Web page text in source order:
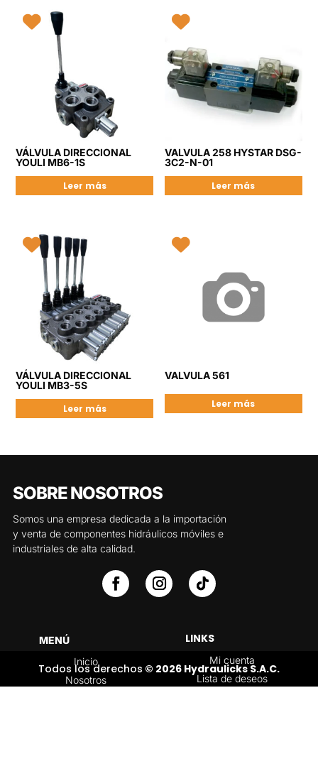
VÁLVULA DIRECCIONAL
YOULI MB6-1S
Leer más
VALVULA 258 HYSTAR DSG-
3C2-N-01
Leer más
VÁLVULA DIRECCIONAL
YOULI MB3-5S
Leer más
VALVULA 561
Leer más
SOBRE NOSOTROS
Somos una empresa dedicada a la importación
y venta de componentes hidráulicos móviles e
industriales de alta calidad.
MENÚ
Inicio
Nosotros
LINKS
Mi cuenta
Lista de deseos
Todos los derechos © 2026 Hydraulicks S.A.C.